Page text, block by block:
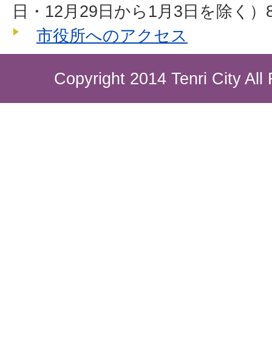
日・12月29日から1月3日を除く
市役所へのアクセス
Copyright 2014 Tenri City All